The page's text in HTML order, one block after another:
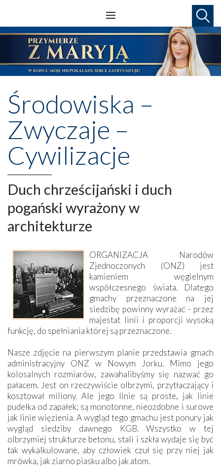
Środowiska –
Zwyczaje –
Cywilizacje
Duch chrześcijański i duch
pogański wyrażony w
architekturze
ORGANIZACJA Narodów
Zjednoczonych (ONZ) jest
kamieniem węgielnym
współczesnego świata. Dlatego
gmachy przeznaczone na jej
siedzibę powinny wyrażać - przez
majestat linii i proporcji wysoką
funkcję, do spełniania której są przeznaczone.
Nasze zdjęcie na pierwszym planie przedstawia gmach
administracyjny ONZ w Nowym Jorku. Mimo jego
kolosalnych rozmiarów, zawahalibyśmy się nazwać go
pałacem. Jest on rzeczywiście olbrzymi, przytłaczający i
kosztował miliony. Ale jego linie są proste, jak linie
pudełka od zapałek; są monotonne, nieozdobne i surowe
jak linie więzienia. A wygląd tego gmachu jest ponury jak
wygląd siedziby dawnego KGB. Wszystko w tej
olbrzymiej strukturze betonu, stali i szkła wydaje się być
tak wykalkulowane, aby człowiek czuł się przy niej jak
mrówka, jak ziarno piasku albo jak atom.